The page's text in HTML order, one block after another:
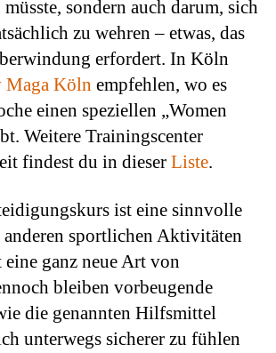
sondern auch darum, sich
zu wehren – etwas, das
erfordert. In Köln
Maga Köln empfehlen, wo es
einen speziellen „Women
Weitere Trainingscenter
findest du in dieser Liste.
ist eine sinnvolle
sportlichen Aktivitäten
ganz neue Art von
bleiben vorbeugende
die genannten Hilfsmittel
unterwegs sicherer zu fühlen